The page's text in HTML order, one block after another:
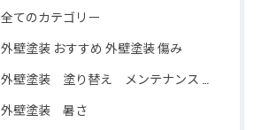
全てのカテゴリー
外壁塗装 おすすめ 外壁塗装 傷み
外壁塗装 塗り替え メンテナンス 住宅塗装
外壁塗装 暑さ